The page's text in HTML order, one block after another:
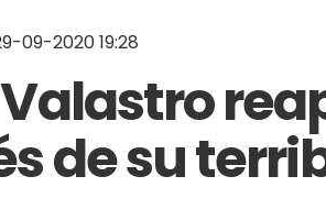
09-2020 19:28
de su